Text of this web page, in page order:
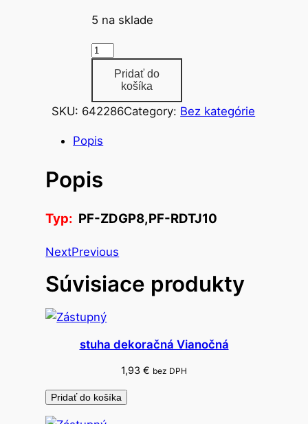
5 na sklade
m
ž
t
o
P
r
k
i
i
t
Pridať do
košíka
SKU: 642286Category: Bez kategórie
Popis
Popis
Typ: PF-ZDGP8,PF-RDTJ10
NextPrevious
Súvisiace produkty
stuha dekoračná Vianočná
1,93 € bez DPH
Pridať do košíka